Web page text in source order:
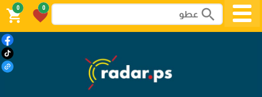
search
0
favorite
0
shopping_cart